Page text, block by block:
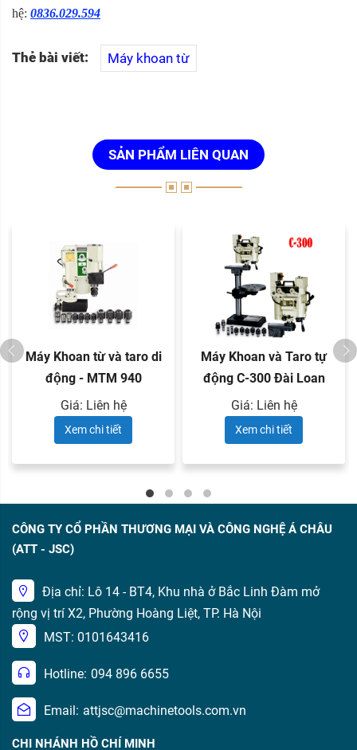
hệ: 0836.029.594
Thẻ bài viết: Máy khoan từ
SẢN PHẨM LIÊN QUAN
Máy Khoan từ và taro di
động - MTM 940
Giá: Liên hệ
Xem chi tiết
Máy Khoan và Taro tự
động C-300 Đài Loan
Giá: Liên hệ
Xem chi tiết
CÔNG TY CỔ PHẦN THƯƠNG MẠI VÀ CÔNG NGHỆ Á CHÂU
(ATT - JSC)
Địa chỉ: Lô 14 - BT4, Khu nhà ở Bắc Linh Đàm mở
rộng vị trí X2, Phường Hoàng Liệt, TP. Hà Nội
MST: 0101643416
Hotline: 094 896 6655
Email: attjsc@machinetools.com.vn
CHI NHÁNH HỒ CHÍ MINH